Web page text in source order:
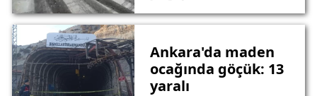
Ankara'da maden
ocağında göçük: 13
yaralı